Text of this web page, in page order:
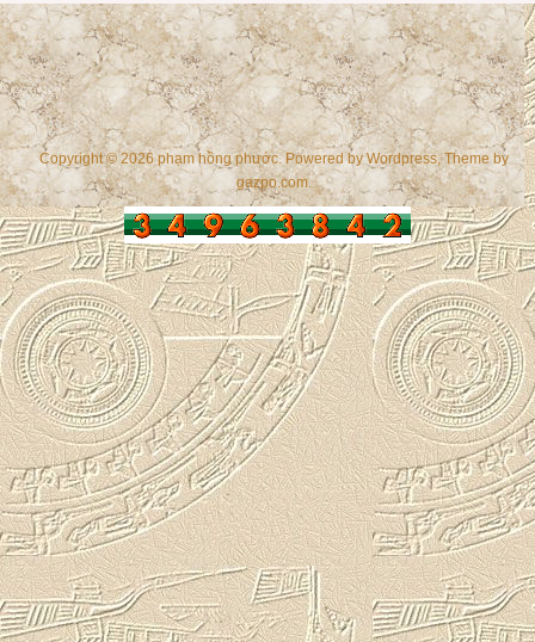
Copyright © 2026 phạm hồng phước. Powered byWordpress, Theme by
gazpo.com.